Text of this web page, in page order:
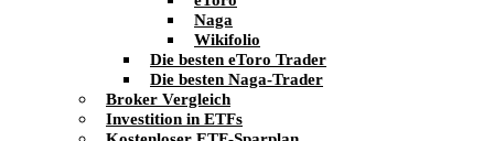
Naga
Wikifolio
Die besten eToro Trader
Die besten Naga-Trader
Broker Vergleich
Investition in ETFs